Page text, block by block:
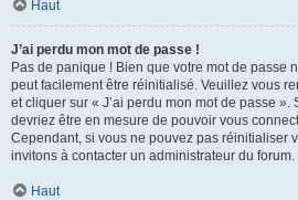
Haut
J’ai perdu mon mot de passe !
Pas de panique ! Bien que votre mot de passe
peut facilement être réinitialisé. Veuillez vous
et cliquer sur « J’ai perdu mon mot de passe
devriez être en mesure de pouvoir vous
Cependant, si vous ne pouvez pas réinitialiser
invitons à contacter un administrateur du forum.
Haut